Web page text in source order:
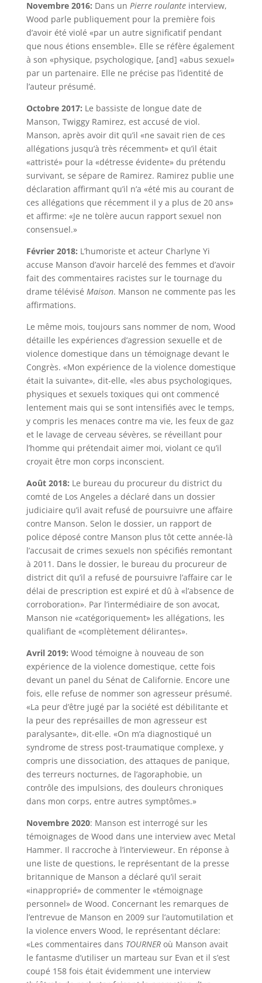
Novembre 2016: Dans un Pierre roulanteinterview,
Wood parle publiquement pour la première fois
d’avoir été violé «par un autre significatif pendant
que nous étions ensemble». Elle se réfère également
à son «physique, psychologique, [and] «abus sexuel»
par un partenaire. Elle ne précise pas l’identité de
l’auteur présumé.
Octobre 2017: Le bassiste de longue date de
Manson, Twiggy Ramirez, est accusé de viol.
Manson, après avoir dit qu’il «ne savait rien de ces
allégations jusqu’à très récemment» et qu’il était
«attristé» pour la «détresse évidente» du prétendu
survivant, se sépare de Ramirez. Ramirez publie une
déclaration affirmant qu’il n’a «été mis au courant de
ces allégations que récemment il y a plus de 20 ans»
et affirme: «Je ne tolère aucun rapport sexuel non
consensuel.»
Février 2018: L’humoriste et acteur Charlyne Yi
accuse Manson d’avoir harcelé des femmes et d’avoir
fait des commentaires racistes sur le tournage du
drame télévisé Maison. Manson ne commente pas les
affirmations.
Le même mois, toujours sans nommer de nom, Wood
détaille les expériences d’agression sexuelle et de
violence domestique dans un témoignage devant le
Congrès. «Mon expérience de la violence domestique
était la suivante», dit-elle, «les abus psychologiques,
physiques et sexuels toxiques qui ont commencé
lentement mais qui se sont intensifiés avec le temps,
y compris les menaces contre ma vie, les feux de gaz
et le lavage de cerveau sévères, se réveillant pour
l’homme qui prétendait aimer moi, violant ce qu’il
croyait être mon corps inconscient.
Août 2018: Le bureau du procureur du district du
comté de Los Angeles a déclaré dans un dossier
judiciaire qu’il avait refusé de poursuivre une affaire
contre Manson. Selon le dossier, un rapport de
police déposé contre Manson plus tôt cette année-là
l’accusait de crimes sexuels non spécifiés remontant
à 2011. Dans le dossier, le bureau du procureur de
district dit qu’il a refusé de poursuivre l’affaire car le
délai de prescription est expiré et dû à «l’absence de
corroboration». Par l’intermédiaire de son avocat,
Manson nie «catégoriquement» les allégations, les
qualifiant de «complètement délirantes».
Avril 2019: Wood témoigne à nouveau de son
expérience de la violence domestique, cette fois
devant un panel du Sénat de Californie. Encore une
fois, elle refuse de nommer son agresseur présumé.
«La peur d’être jugé par la société est débilitante et
la peur des représailles de mon agresseur est
paralysante», dit-elle. «On m’a diagnostiqué un
syndrome de stress post-traumatique complexe, y
compris une dissociation, des attaques de panique,
des terreurs nocturnes, de l’agoraphobie, un
contrôle des impulsions, des douleurs chroniques
dans mon corps, entre autres symptômes.»
Novembre 2020: Manson est interrogé sur les
témoignages de Wood dans une interview avec Metal
Hammer. Il raccroche à l’intervieweur. En réponse à
une liste de questions, le représentant de la presse
britannique de Manson a déclaré qu’il serait
«inapproprié» de commenter le «témoignage
personnel» de Wood. Concernant les remarques de
l’entrevue de Manson en 2009 sur l’automutilation et
la violence envers Wood, le représentant déclare:
«Les commentaires dans TOURNERoù Manson avait
le fantasme d’utiliser un marteau sur Evan et il s’est
coupé 158 fois était évidemment une interview